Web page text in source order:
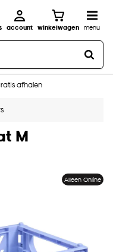
account winkelwagen menu
afhalen
aan huis
M
Alleen Online